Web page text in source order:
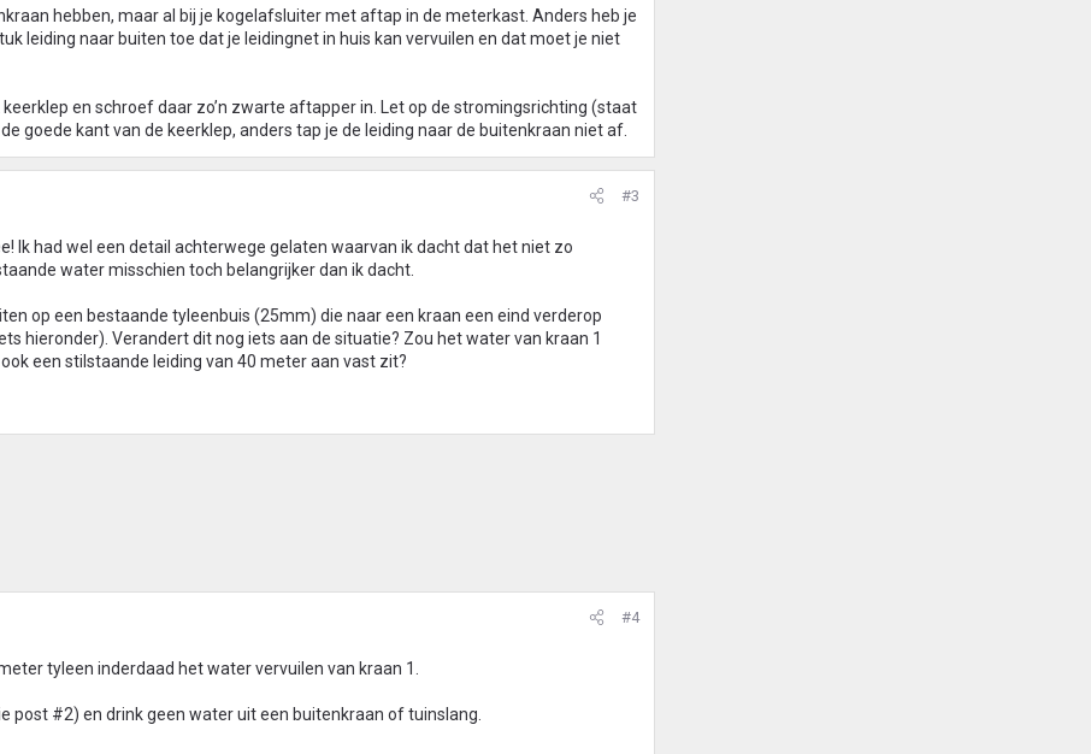
hebben, maar al bij je kogelafsluiter met aftap in de meterkast. Anders heb je
leiding naar buiten toe dat je leidingnet in huis kan vervuilen en dat moet je niet
en schroef daar zo’n zwarte aftapper in. Let op de stromingsrichting (staat
goede kant van de keerklep, anders tap je de leiding naar de buitenkraan niet af.
#3
Ik had wel een detail achterwege gelaten waarvan ik dacht dat het niet zo
water misschien toch belangrijker dan ik dacht.
op een bestaande tyleenbuis (25mm) die naar een kraan een eind verderop
hieronder). Verandert dit nog iets aan de situatie? Zou het water van kraan 1
een stilstaande leiding van 40 meter aan vast zit?
#4
tyleen inderdaad het water vervuilen van kraan 1.
post #2) en drink geen water uit een buitenkraan of tuinslang.